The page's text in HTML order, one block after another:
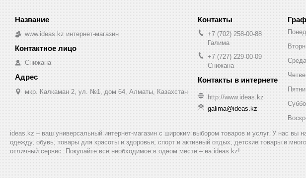
www.ideas.kz интернет-магазин
Снижана
мкр. Калкаман 2, ул. №1, дом 64, Алматы, Казахстан
+7 (702) 258-00-88
Галима
+7 (727) 229-00-09
Снижана
http://www.ideas.kz
galima@ideas.kz
Среда
ideas.kz – ваш универсальный интернет-магазин с широким выбором товаров и услуг. У нас вы
одежду, обувь, товары для красоты и здоровья, спорт и активный отдых, детские товары и
отличный сервис. Покупайте всё необходимое в одном месте – на ideas.kz!